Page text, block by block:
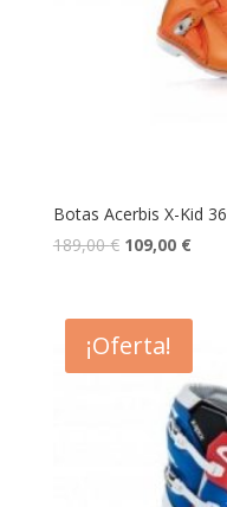
Botas Acerbis X-Kid 36
189,00€ 109,00 €
¡Oferta!